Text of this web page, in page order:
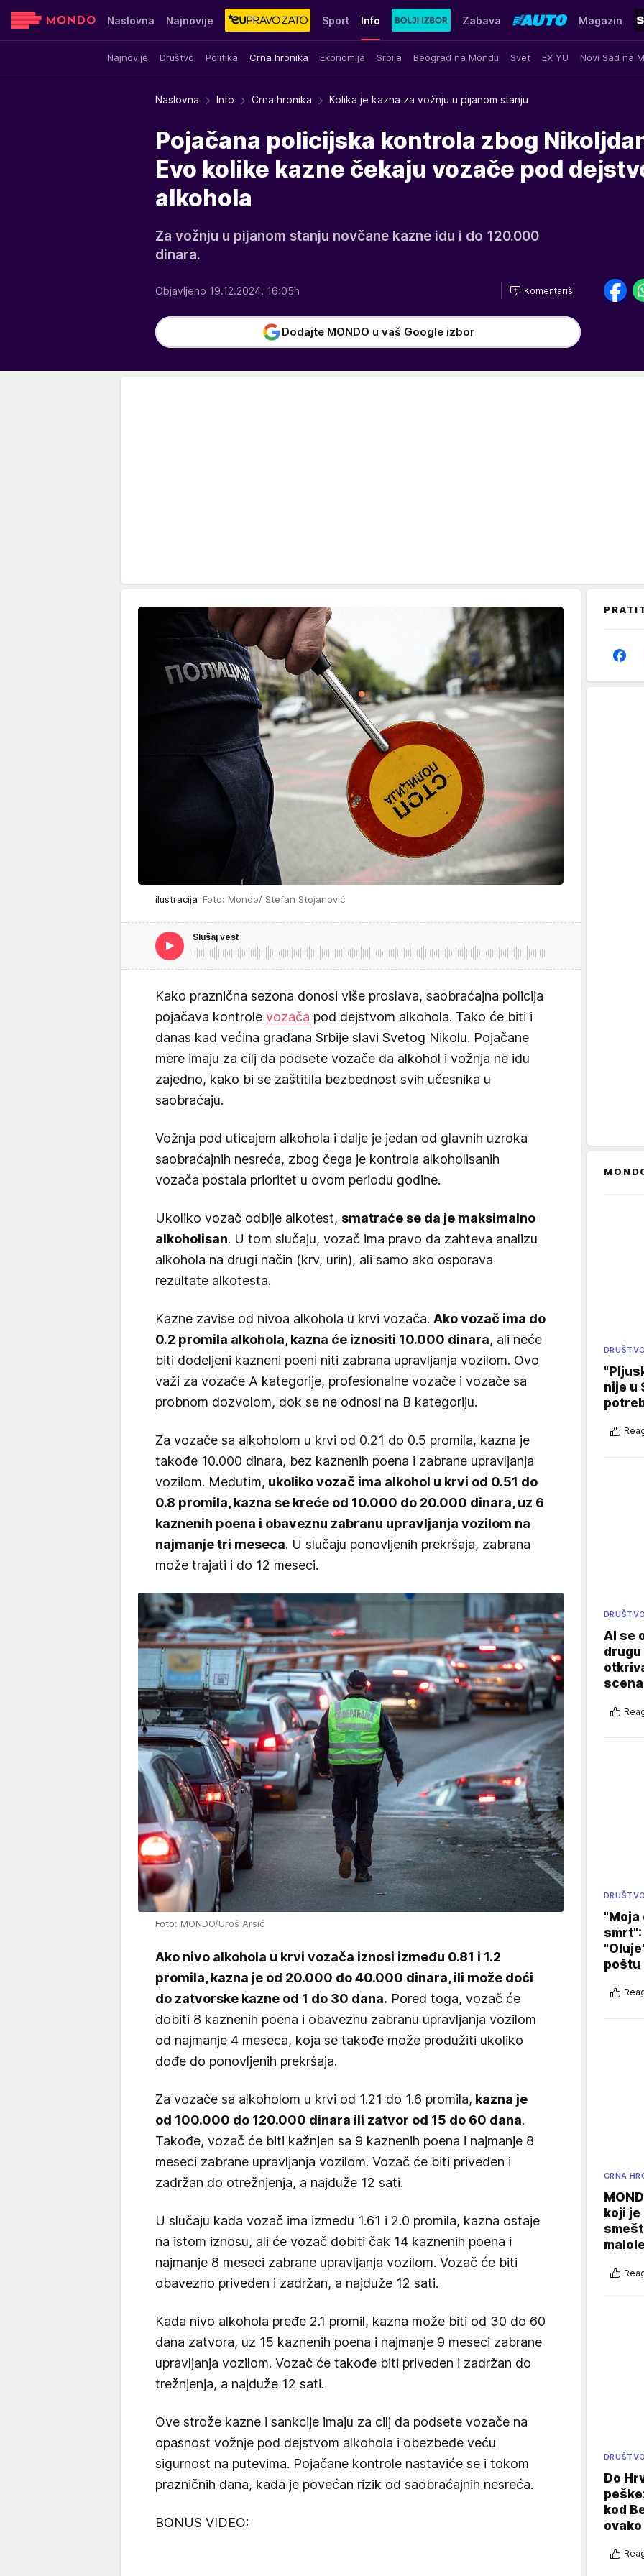
Naslovna Najnovije Sport Info
Najnovije Društvo Politika Crna hronika Ekonomija Srbija Beograd na Mondu Svet EX YU Novi Sad na
Zabava Magazin
Sensa Stvar ukusa Yumama
Naslovna Info Crna hronika Kolika je kazna za vožnju u pijanom stanju
Pojačana policijska kontrola zbog
Evo kolike kazne čekaju vozače pod
alkohola
Za vožnju u pijanom stanju novčane kazne idu i do 120.000
dinara.
Objavljeno 19.12.2024. 16:05h Komentariši
Dodajte MONDO u vaš Google izbor
ilustracija Foto: Mondo/ Stefan Stojanović
Slušaj vest
Kako praznična sezona donosi više proslava, saobraćajna policija
pojačava kontrole vozača pod dejstvom alkohola. Tako će biti i
danas kad većina građana Srbije slavi Svetog Nikolu. Pojačane
mere imaju za cilj da podsete vozače da alkohol i vožnja ne idu
zajedno, kako bi se zaštitila bezbednost svih učesnika u
saobraćaju.
Vožnja pod uticajem alkohola i dalje je jedan od glavnih uzroka
saobraćajnih nesreća, zbog čega je kontrola alkoholisanih
vozača postala prioritet u ovom periodu godine.
Ukoliko vozač odbije alkotest, smatraće se da je maksimalno
alkoholisan. U tom slučaju, vozač ima pravo da zahteva analizu
alkohola na drugi način (krv, urin), ali samo ako osporava
rezultate alkotesta.
Kazne zavise od nivoa alkohola u krvi vozača. Ako vozač ima do
0.2 promila alkohola, kazna će iznositi 10.000 dinara, ali neće
biti dodeljeni kazneni poeni niti zabrana upravljanja vozilom. Ovo
važi za vozače A kategorije, profesionalne vozače i vozače sa
probnom dozvolom, dok se ne odnosi na B kategoriju.
Za vozače sa alkoholom u krvi od 0.21 do 0.5 promila, kazna je
takođe 10.000 dinara, bez kaznenih poena i zabrane upravljanja
vozilom. Međutim, ukoliko vozač ima alkohol u krvi od 0.51 do
0.8 promila, kazna se kreće od 10.000 do 20.000 dinara, uz 6
kaznenih poena i obaveznu zabranu upravljanja vozilom na
najmanje tri meseca. U slučaju ponovljenih prekršaja, zabrana
može trajati i do 12 meseci.
Foto: MONDO/Uroš Arsić
Ako nivo alkohola u krvi vozača iznosi između 0.81 i 1.2
promila, kazna je od 20.000 do 40.000 dinara, ili može doći
do zatvorske kazne od 1 do 30 dana. Pored toga, vozač će
dobiti 8 kaznenih poena i obaveznu zabranu upravljanja vozilom
od najmanje 4 meseca, koja se takođe može produžiti ukoliko
dođe do ponovljenih prekršaja.
Za vozače sa alkoholom u krvi od 1.21 do 1.6 promila, kazna je
od 100.000 do 120.000 dinara ili zatvor od 15 do 60 dana.
Takođe, vozač će biti kažnjen sa 9 kaznenih poena i najmanje 8
meseci zabrane upravljanja vozilom. Vozač će biti priveden i
zadržan do otrežnjenja, a najduže 12 sati.
U slučaju kada vozač ima između 1.61 i 2.0 promila, kazna ostaje
na istom iznosu, ali će vozač dobiti čak 14 kaznenih poena i
najmanje 8 meseci zabrane upravljanja vozilom. Vozač će biti
obavezno priveden i zadržan, a najduže 12 sati.
Kada nivo alkohola pređe 2.1 promil, kazna može biti od 30 do 60
dana zatvora, uz 15 kaznenih poena i najmanje 9 meseci zabrane
upravljanja vozilom. Vozač će takođe biti priveden i zadržan do
trežnjenja, a najduže 12 sati.
Ove strože kazne i sankcije imaju za cilj da podsete vozače na
opasnost vožnje pod dejstvom alkohola i obezbede veću
sigurnost na putevima. Pojačane kontrole nastaviće se i tokom
prazničnih dana, kada je povećan rizik od saobraćajnih nesreća.
BONUS VIDEO:
DRUŠTVO
nije u
DRUŠTVO
AI se
DRUŠTVO
"Moja
poštu
CRNA
koji
DRUŠTVO
Do
kod